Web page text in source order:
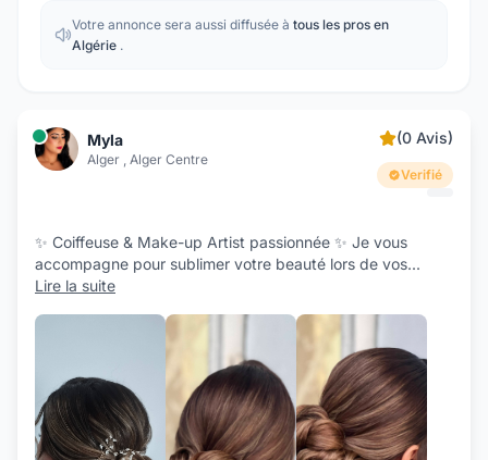
Votre annonce sera aussi diffusée à tous les pros en
Algérie .
Myla
Alger , Alger Centre
(0 Avis)
Verifié
✨ Coiffeuse & Make-up Artist passionnée ✨ Je vous
accompagne pour sublimer votre beauté lors de vos...
Lire la suite